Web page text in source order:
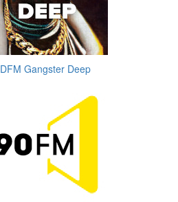
DFM Gangster Deep